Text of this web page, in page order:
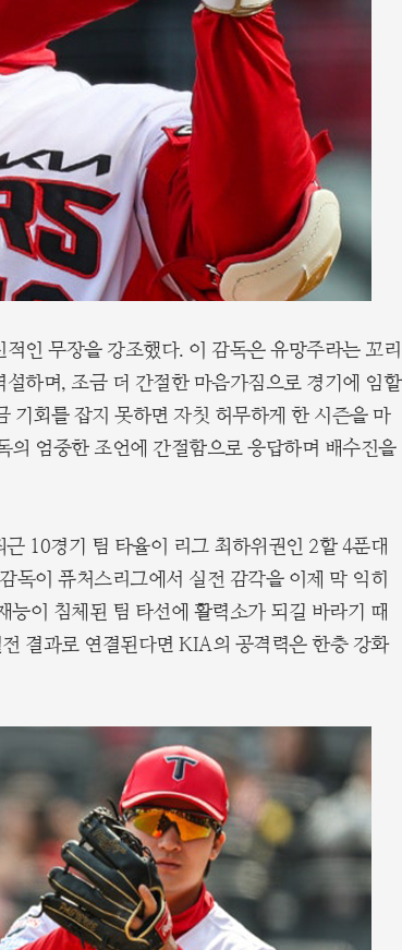
인 무장을 강조했다. 이 감독은 유망주라는 꼬리
하며, 조금 더 간절한 마음가짐으로 경기에 임할
기회를 잡지 못하면 자칫 허무하게 한 시즌을 마
엄중한 조언에 간절함으로 응답하며 배수진을
10경기 팀 타율이 리그 최하위권인 2할 4푼대
독이 퓨처스리그에서 실전 감각을 이제 막 익히
이 침체된 팀 타선에 활력소가 되길 바라기 때
결과로 연결된다면 KIA의 공격력은 한층 강화